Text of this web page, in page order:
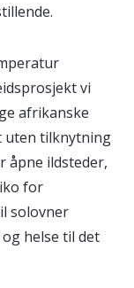
vi
afrikanske
uten tilknytning
åpne ildsteder,
for
solovner
helse til det